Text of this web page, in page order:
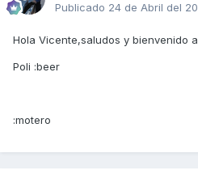
Publicado 24 de Abril del
Hola Vicente,saludos y bienvenido
Poli :beer
:motero